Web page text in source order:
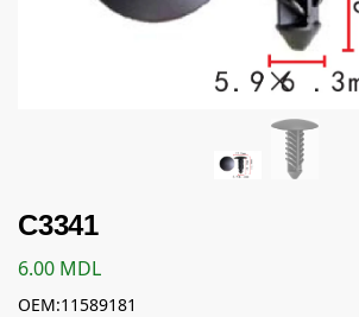
C3341
6.00 MDL
OEM:11589181